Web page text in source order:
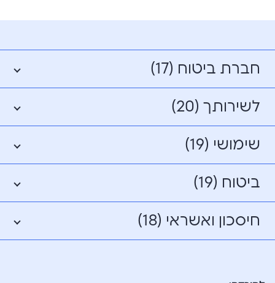
חברת ביטוח (17)
לשירותך (20)
שימושי (19)
ביטוח (19)
חיסכון ואשראי (18)